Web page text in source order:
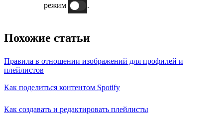
режим
.
Похожие статьи
Правила в отношении изображений для профилей и
плейлистов
Как поделиться контентом Spotify
Как создавать и редактировать плейлисты